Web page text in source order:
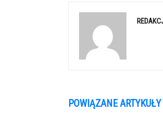
POWIĄZANE ARTYKUŁY